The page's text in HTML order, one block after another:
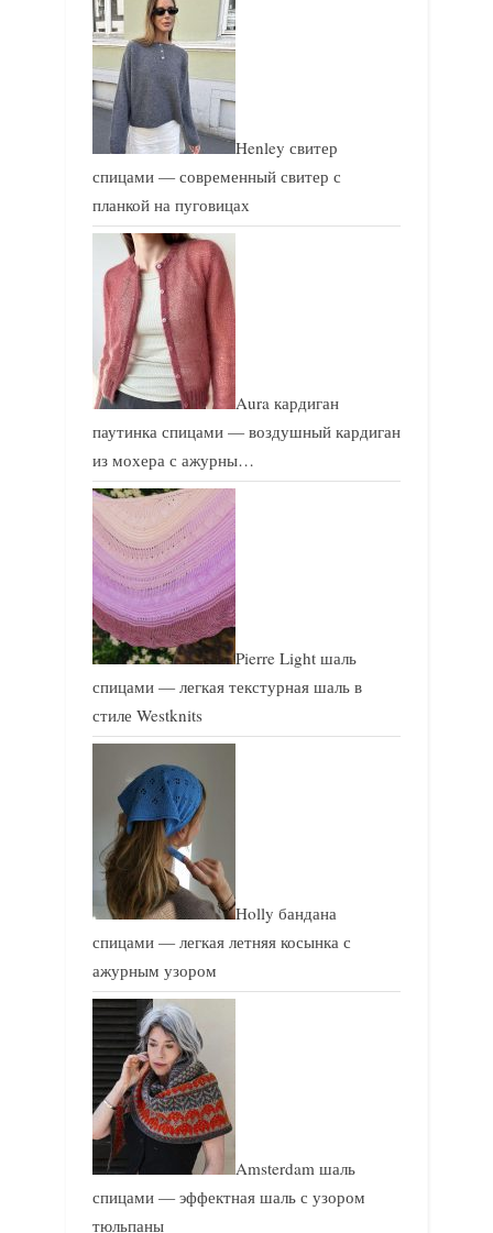
Henley свитер
спицами — современный свитер с
планкой на пуговицах
Aura кардиган
паутинка спицами — воздушный кардиган
из мохера с ажурны…
Pierre Light шаль
спицами — легкая текстурная шаль в
стиле Westknits
Holly бандана
спицами — легкая летняя косынка с
ажурным узором
Amsterdam шаль
спицами — эффектная шаль с узором
тюльпаны